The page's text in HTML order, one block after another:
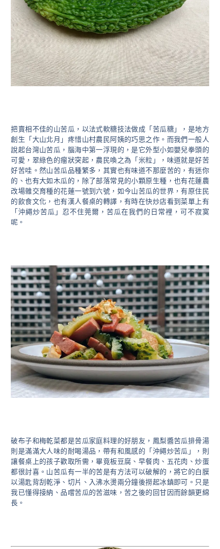
把賣相不佳的山苦瓜，以法式軟糖技法做成「苦瓜糖」，是地方
創生「大山北月」疼惜山村農民阿姨的巧思之作。而我們一般人
說起台灣山苦瓜，腦海中第一浮現的，是它外型小如嬰兒拳頭的
可愛，翠綠色的瘤狀突起，農民喚之為「米粒」，味道就是好苦
好苦哇。然山苦瓜品種繁多，其實也有味道不那麼苦的，有迷你
的、也有大如木瓜的，除了部落常見的小顆原生種，也有花蓮農
改場雜交育種的花蓮一號到六號，如今山苦瓜的世界，有原住民
的飲食文化，也有漢人餐桌的轉譯，有時在快炒店看到菜單上有
「沖繩炒苦瓜」忍不住莞爾，苦瓜在我們的日常裡，可不寂寞
呢。
破布子和梅乾菜都是苦瓜家庭料理的好朋友，鳳梨醬苦瓜排骨湯
則是滿滿大人味的耐喝湯品，帶有和風感的「沖繩炒苦瓜」，則
讓餐桌上的孩子歡取所需，畢竟板豆腐、早餐肉、五花肉、炒蛋
都很討喜。山苦瓜有一半的苦是有方法可以破解的，將它的白膜
以湯匙背刮乾淨、切片、入沸水燙兩分鐘後撈起冰鎮即可。只是
我已懂得接納、品嚐苦瓜的苦滋味，苦之後的回甘因而餘韻更綿
長。